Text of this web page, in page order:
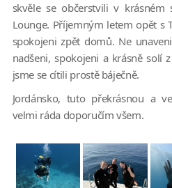
skvěle se občerstvili v krásném
Lounge. Příjemným letem opět s
spokojeni zpět domů. Ne
nadšeni, spokojeni a krásně solí
jsme se cítili prostě báječně.
Jordánsko, tuto překrásnou a
velmi ráda doporučím všem.